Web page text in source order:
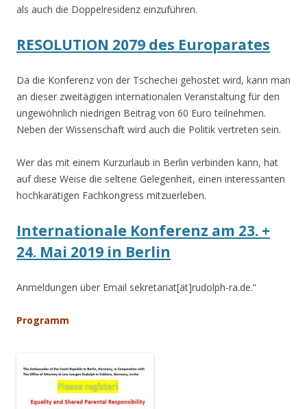
als auch die Doppelresidenz einzuführen.
RESOLUTION 2079 des Europarates
Da die Konferenz von der Tschechei gehostet wird, kann man
an dieser zweitägigen internationalen Veranstaltung für den
ungewöhnlich niedrigen Beitrag von 60 Euro teilnehmen.
Neben der Wissenschaft wird auch die Politik vertreten sein.
Wer das mit einem Kurzurlaub in Berlin verbinden kann, hat
auf diese Weise die seltene Gelegenheit, einen interessanten
hochkarätigen Fachkongress mitzuerleben.
Internationale Konferenz am 23. +
24. Mai 2019 in Berlin
Anmeldungen über Email sekretariat[ät]rudolph-ra.de.“
Programm